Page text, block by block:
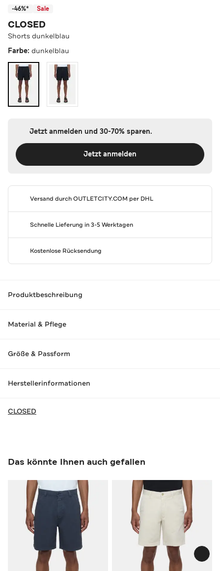
-46%* Sale
CLOSED
Shorts dunkelblau
Farbe: dunkelblau
Jetzt anmelden und 30-70% sparen.
Jetzt anmelden
Versand durchOUTLETCITY.COM per DHL
Schnelle Lieferung in 3-5 Werktagen
Kostenlose Rücksendung
Produktbeschreibung
Material & Pflege
Größe & Passform
Herstellerinformationen
CLOSED
Das könnte Ihnen auch gefallen